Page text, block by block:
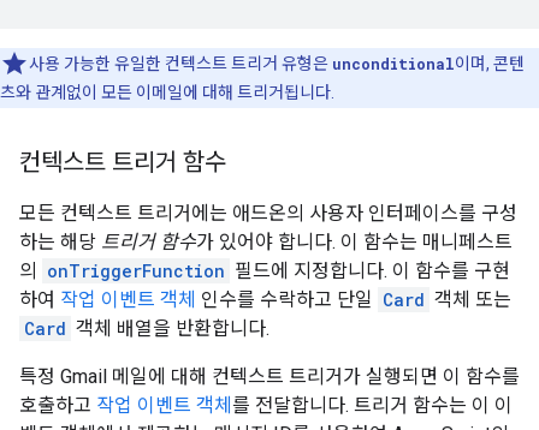
사용 가능한 유일한 컨텍스트 트리거 유형은 unconditional이며, 콘텐
츠와 관계없이 모든 이메일에 대해 트리거됩니다.
컨텍스트 트리거 함수
모든 컨텍스트 트리거에는 애드온의 사용자 인터페이스를 구성
하는 해당 트리거 함수가 있어야 합니다. 이 함수는 매니페스트
의
onTriggerFunction 필드에 지정합니다. 이 함수를 구현
하여 작업 이벤트 객체 인수를 수락하고 단일 Card 객체 또는
Card 객체 배열을 반환합니다.
특정 Gmail 메일에 대해 컨텍스트 트리거가 실행되면 이 함수를
호출하고 작업 이벤트 객체 를 전달합니다. 트리거 함수는 이 이